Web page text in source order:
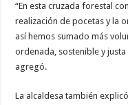
“En esta cruzada forestal
realización de pocetas y la
así hemos sumado más
ordenada, sostenible y
agregó.
La alcaldesa también